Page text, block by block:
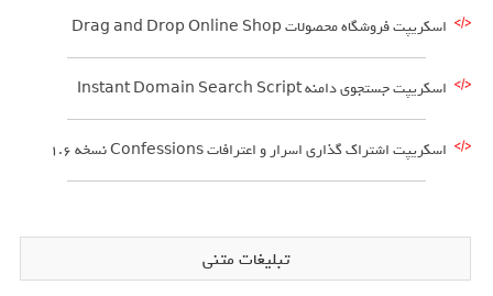
اسکریپت فروشگاه محصولات Drag and Drop Online Shop
اسکریپت جستجوی دامنه Instant Domain Search Script
اسکریپت اشتراک گذاری اسرار و اعترافات Confessions نسخه 1.6
تبلیغات متنی